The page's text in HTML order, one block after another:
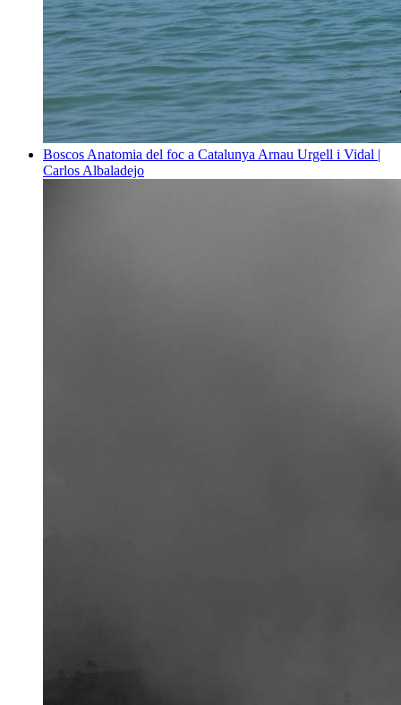
Boscos Anatomia del foc a Catalunya Arnau Urgell i Vidal |
Carlos Albaladejo